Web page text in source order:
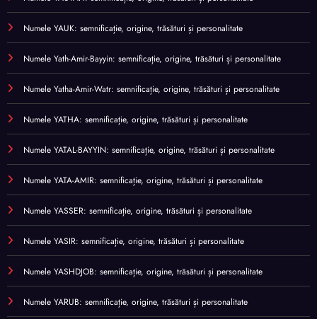
Numele YAUK: semnificație, origine, trăsături și personalitate
Numele Yath-Amir-Bayyin: semnificație, origine, trăsături și personalitate
Numele Yatha-Amir-Watr: semnificație, origine, trăsături și personalitate
Numele YATHA: semnificație, origine, trăsături și personalitate
Numele YATAL-BAYYIN: semnificație, origine, trăsături și personalitate
Numele YATA-AMIR: semnificație, origine, trăsături și personalitate
Numele YASSER: semnificație, origine, trăsături și personalitate
Numele YASIR: semnificație, origine, trăsături și personalitate
Numele YASHDJOB: semnificație, origine, trăsături și personalitate
Numele YARUB: semnificație, origine, trăsături și personalitate